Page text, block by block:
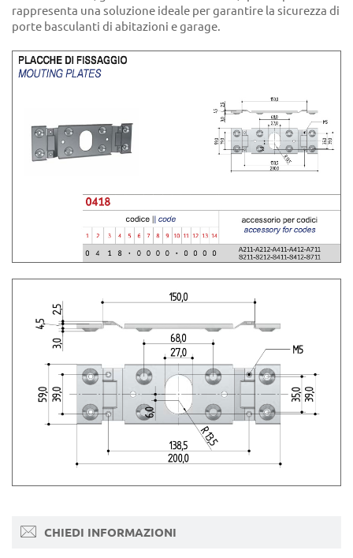
rappresenta una soluzione ideale per garantire la sicurezza di
porte basculanti di abitazioni e garage.
CHIEDI INFORMAZIONI